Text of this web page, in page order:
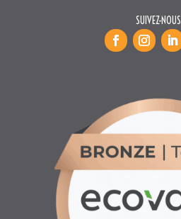
SUIVEZ-NOUS